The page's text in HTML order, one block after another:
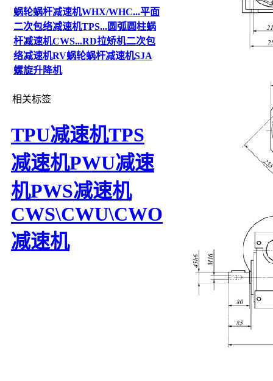
蜗轮蜗杆减速机WHX/WHC...平面
二次包络减速机TPS...圆弧圆柱蜗
杆减速机CWS...RD拉矫机二次包
络减速机RV蜗轮蜗杆减速机SJA
螺旋升降机
相关标签
TPU减速机TPS
减速机PWU减速
机PWS减速机
CWS\CWU\CWO
减速机